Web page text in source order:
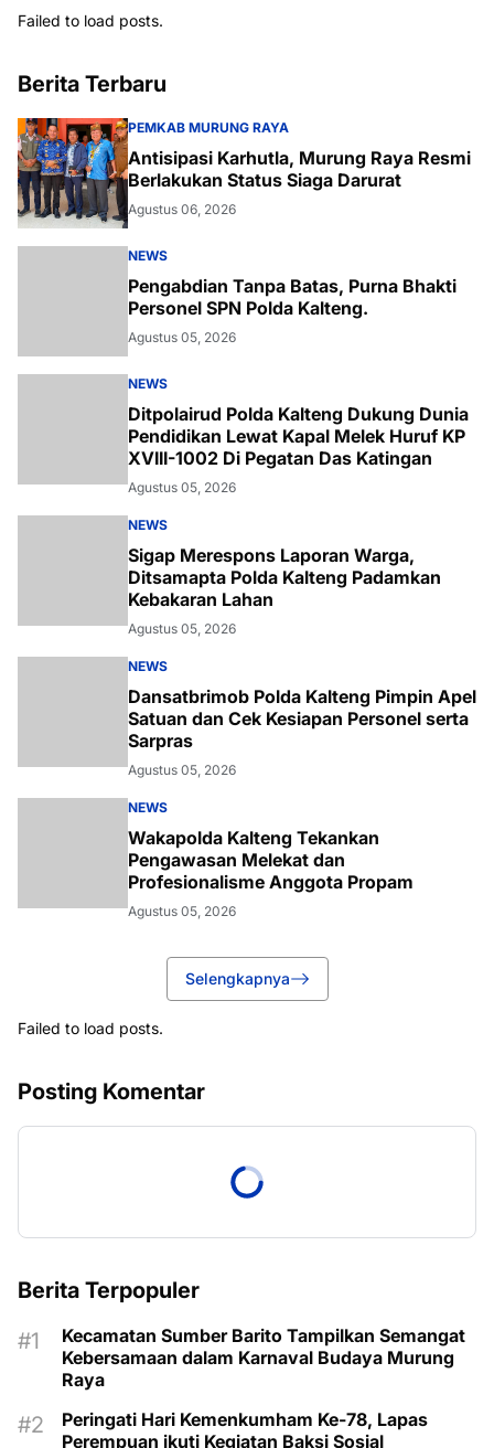
Failed to load posts.
Berita Terbaru
PEMKAB MURUNG RAYA
Antisipasi Karhutla, Murung Raya Resmi
Berlakukan Status Siaga Darurat
Agustus 06, 2026
NEWS
Pengabdian Tanpa Batas, Purna Bhakti
Personel SPN Polda Kalteng.
Agustus 05, 2026
NEWS
Ditpolairud Polda Kalteng Dukung Dunia
Pendidikan Lewat Kapal Melek Huruf KP
XVIII-1002 Di Pegatan Das Katingan
Agustus 05, 2026
NEWS
Sigap Merespons Laporan Warga,
Ditsamapta Polda Kalteng Padamkan
Kebakaran Lahan
Agustus 05, 2026
NEWS
Dansatbrimob Polda Kalteng Pimpin Apel
Satuan dan Cek Kesiapan Personel serta
Sarpras
Agustus 05, 2026
NEWS
Wakapolda Kalteng Tekankan
Pengawasan Melekat dan
Profesionalisme Anggota Propam
Agustus 05, 2026
Selengkapnya
Failed to load posts.
Posting Komentar
Berita Terpopuler
Kecamatan Sumber Barito Tampilkan Semangat
Kebersamaan dalam Karnaval Budaya Murung
Raya
Peringati Hari Kemenkumham Ke-78, Lapas
Perempuan ikuti Kegiatan Baksi Sosial